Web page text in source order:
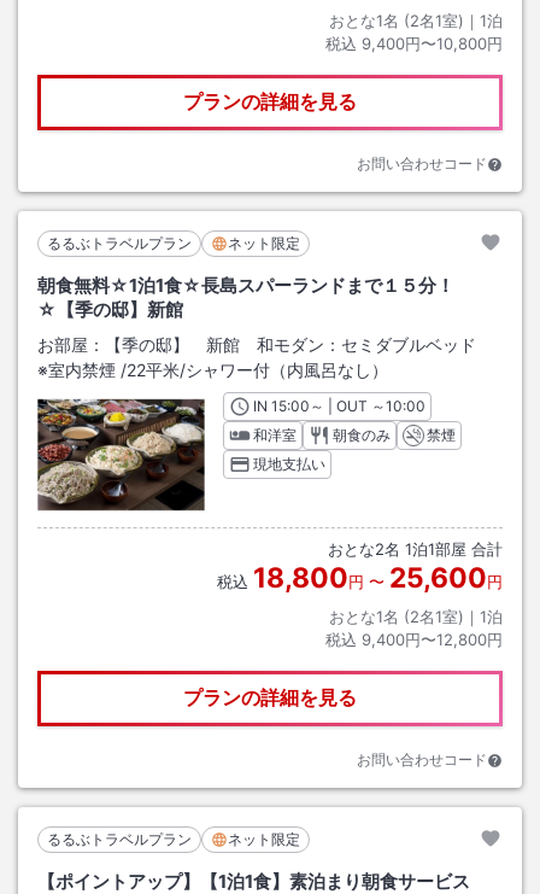
おとな1名 (2名1室)｜ 1泊
税込 9,400円〜10,800円
プランの詳細を見る
お問い合わせコード
るるぶトラベルプラン ネット限定
朝食無料☆1泊1食☆長島スパーランドまで１５分！
☆【季の邸】新館
お部屋：
【季の邸】 新館 和モダン：セミダブルベッド
※室内禁煙 /22平米/シャワー付（内風呂なし）
INチェックイン
15:00 ～ | OUT チェックアウト
～10:00
和洋室
朝食のみ
禁煙
現地支払い
おとな2名 1泊1部屋 合計
税込 18,800円 〜 25,600円
おとな1名 (2名1室)｜ 1泊
税込 9,400円〜12,800円
プランの詳細を見る
お問い合わせコード
るるぶトラベルプラン ネット限定
【ポイントアップ】【1泊1食】素泊まり朝食サービス